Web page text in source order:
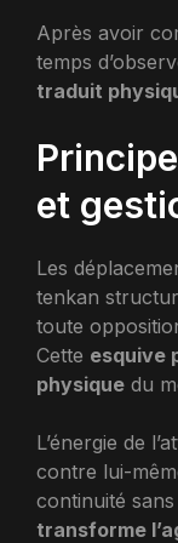
Après avoir
temps
traduit
et
Les
tenkan
toute
Cette esquive
physique du
L’énergie de
contre lui-
continuité
transforme